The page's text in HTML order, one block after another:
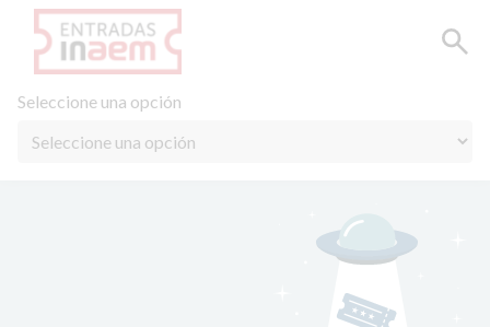
Seleccione una opción